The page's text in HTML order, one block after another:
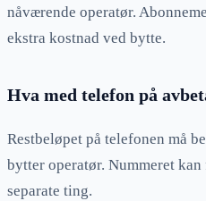
nåværende operatør.
ekstra kostnad ved bytte.
Hva med telefon på
Restbeløpet på telefonen må
bytter operatør. Nummeret
separate ting.